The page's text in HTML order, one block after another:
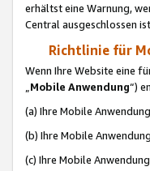
erhältst eine Warnung,
Central ausgeschlossen
Richtlinie für
Wenn Ihre Website eine
„Mobile Anwendung“)
(a) Ihre Mobile
(b) Ihre Mobile
(c) Ihre Mobile